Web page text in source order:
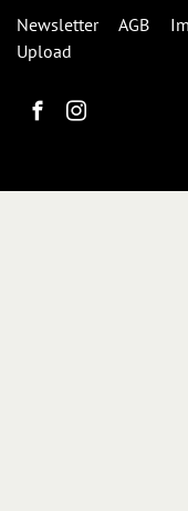
Newsletter AGB
Upload